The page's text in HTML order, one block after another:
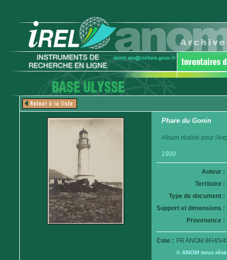
Phare du Gonin
Album réalisé pour
1900
Auteur :
Territoire :
Type de document :
Support et dimensions :
Provenance :
Cote : FR ANOM 8Fi45/
© ANOM sous